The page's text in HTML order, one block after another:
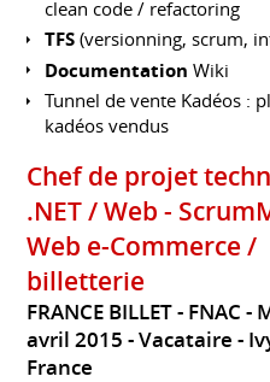
clean code / refactoring
TFS (versionning, scrum,
Documentation Wiki
Tunnel de vente Kadéos :
kadéos vendus
Chef de projet
.NET / Web -
Web e-Commerce /
billetterie
FRANCE BILLET - FNAC
avril 2015 Vacataire
France